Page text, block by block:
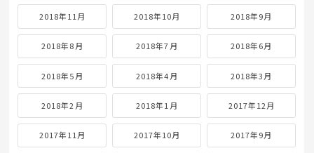
2018年11月 2018年10月 2018年9月
2018年8月 2018年7月 2018年6月
2018年5月 2018年4月 2018年3月
2018年2月 2018年1月 2017年12月
2017年11月 2017年10月 2017年9月